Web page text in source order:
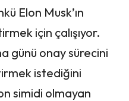
Elon Musk’ın
için çalışıyor.
günü onay sürecini
istediğini
simidi olmayan